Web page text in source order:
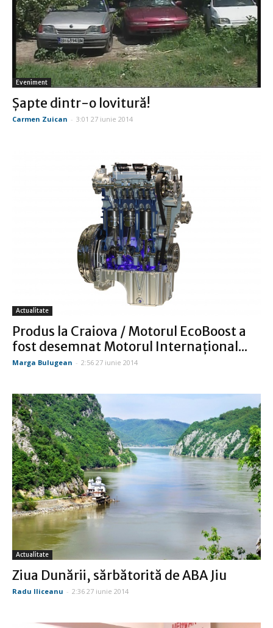
Eveniment
Șapte dintr-o lovitură!
Carmen Zuican - 3:01 27 iunie 2014
Actualitate
Produs la Craiova / Motorul EcoBoost a
fost desemnat Motorul Internaţional...
Marga Bulugean - 2:56 27 iunie 2014
Actualitate
Ziua Dunării, sărbătorită de ABA Jiu
Radu Iliceanu - 2:36 27 iunie 2014